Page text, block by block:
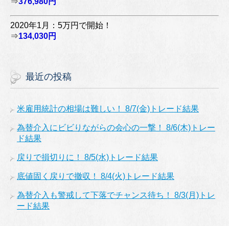
2020年1月：5万円で開始！
⇒134,030円
最近の投稿
米雇用統計の相場は難しい！ 8/7(金)トレード結果
為替介入にビビりながらの会心の一撃！ 8/6(木)トレー
ド結果
戻りで損切りに！ 8/5(水)トレード結果
底値固く戻りで撤収！ 8/4(火)トレード結果
為替介入も警戒して下落でチャンス待ち！ 8/3(月)トレ
ード結果